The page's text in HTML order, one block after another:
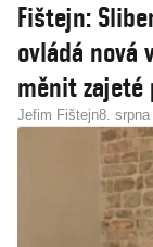
Fištejn:
ovládá nová
měnit zajeté
Jefim Fištejn8. srpna